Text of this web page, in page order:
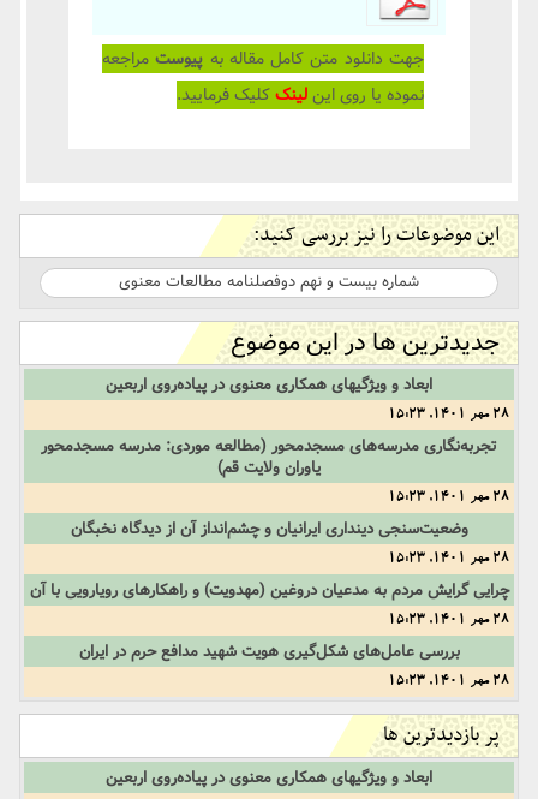
جهت دانلود متن کامل مقاله به پیوستمراجعه
نموده یا روی اینلینککلیک فرمایید.
این موضوعات را نیز بررسی کنید:
شماره بیست و نهم دوفصلنامه مطالعات معنوی
جدیدترین ها در این موضوع
ابعاد و ویژگیهای همکاری معنوی در پیاده‌روی اربعین
28 مهر 1401, 15:23
تجربه‌نگاری مدرسه‌های مسجدمحور (مطالعه موردی: مدرسه مسجدمحور
یاوران ولایت قم)
28 مهر 1401, 15:23
وضعیت‌سنجی دینداری ایرانیان و چشم‌انداز آن از دیدگاه نخبگان
28 مهر 1401, 15:23
چرایی گرایش مردم به مدعیان دروغین (مهدویت) و راهکارهای رویارویی با آن
28 مهر 1401, 15:23
بررسی عامل‌های شکل‌گیری هویت شهید مدافع حرم در ایران
28 مهر 1401, 15:23
پر بازدیدترین ها
ابعاد و ویژگیهای همکاری معنوی در پیاده‌روی اربعین